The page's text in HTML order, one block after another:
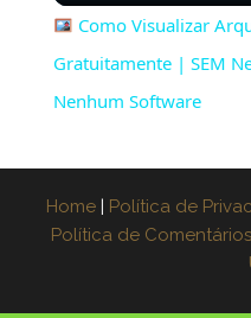
Como Visualizar
Gratuitamente | SEM
Nenhum Software
Home | Política de
Política de Comentários